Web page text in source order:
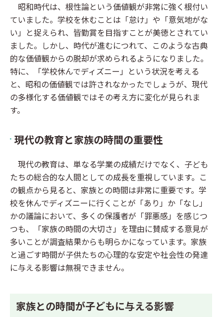
昭和時代は、根性論という価値観が非常に強く根付い
ていました。学校を休むことは「怠け」や「意気地がな
い」と捉えられ、皆勤賞を目指すことが美徳とされてい
ました。しかし、時代が進むにつれて、このような古典
的な価値観からの脱却が求められるようになりました。
特に、「学校休んでディズニー」という状況を考える
と、昭和の価値観では許されなかったでしょうが、現代
の多様化する価値観ではその考え方に変化が見られま
す。
現代の教育と家族の時間の重要性
現代の教育は、単なる学業の成績だけでなく、子ども
たちの総合的な人間としての成長を重視しています。こ
の観点から見ると、家族との時間は非常に重要です。学
校を休んでディズニーに行くことが「あり」か「なし」
かの議論において、多くの保護者が「罪悪感」を感じつ
つも、「家族の時間の大切さ」を理由に賛成する意見が
多いことが調査結果からも明らかになっています。家族
と過ごす時間が子供たちの心理的な安定や社会性の発達
に与える影響は無視できません。
家族との時間が子どもに与える影響